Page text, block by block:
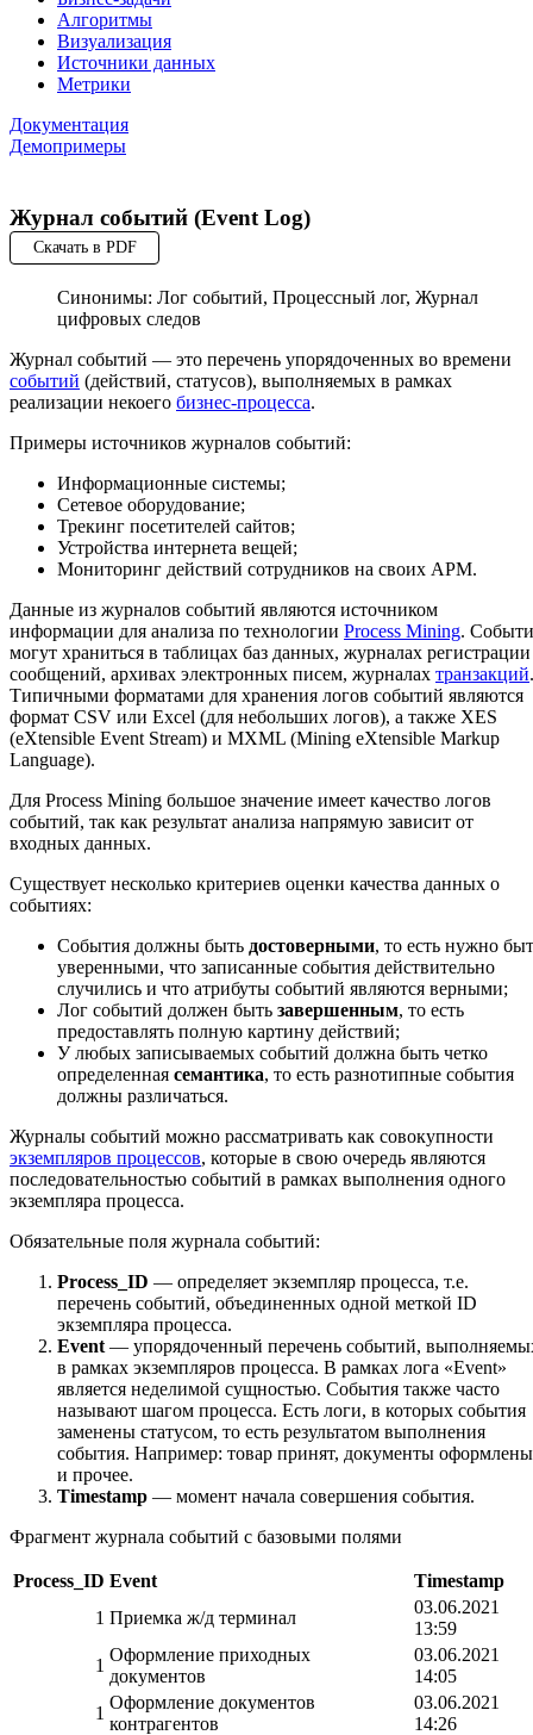
Алгоритмы
Визуализация
Источники данных
Метрики
Документация
Демопримеры
Журнал событий (Event Log)
Скачать в PDF
Синонимы: Лог событий, Процессный лог, Журнал
цифровых следов
Журнал событий — это перечень упорядоченных во времени
событий (действий, статусов), выполняемых в рамках
реализации некоего бизнес-процесса.
Примеры источников журналов событий:
Информационные системы;
Сетевое оборудование;
Трекинг посетителей сайтов;
Устройства интернета вещей;
Мониторинг действий сотрудников на своих АРМ.
Данные из журналов событий являются источником
информации для анализа по технологии Process Mining.
могут храниться в таблицах баз данных, журналах регистрации
сообщений, архивах электронных писем, журналах транзакций.
Типичными форматами для хранения логов событий являются
формат CSV или Excel (для небольших логов), а также XES
(eXtensible Event Stream) и MXML (Mining eXtensible Markup
Language).
Для Process Mining большое значение имеет качество логов
событий, так как результат анализа напрямую зависит от
входных данных.
Существует несколько критериев оценки качества данных о
событиях:
События должны быть достоверными, то есть нужно
уверенными, что записанные события действительно
случились и что атрибуты событий являются верными;
Лог событий должен быть завершенным, то есть
предоставлять полную картину действий;
У любых записываемых событий должна быть четко
определенная семантика, то есть разнотипные события
должны различаться.
Журналы событий можно рассматривать как совокупности
экземпляров процессов, которые в свою очередь являются
последовательностью событий в рамках выполнения одного
экземпляра процесса.
Обязательные поля журнала событий:
Process_ID — определяет экземпляр процесса, т.е.
перечень событий, объединенных одной меткой ID
экземпляра процесса.
Event — упорядоченный перечень событий,
в рамках экземпляров процесса. В рамках лога «Event»
является неделимой сущностью. События также часто
называют шагом процесса. Есть логи, в которых события
заменены статусом, то есть результатом выполнения
события. Например: товар принят, документы оформлены
и прочее.
Timestamp — момент начала совершения события.
Фрагмент журнала событий с базовыми полями
Process_ID Event
Timestamp
1 Приемка ж/д терминал
03.06.2021
13:59
1
Оформление приходных
документов
03.06.2021
14:05
1
Оформление документов
контрагентов
03.06.2021
14:26